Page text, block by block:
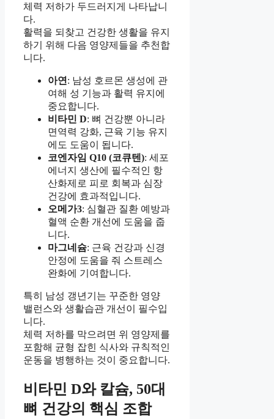
체력 저하가 두드러지게 나타납니
다.
활력을 되찾고 건강한 생활을 유지
하기 위해 다음 영양제들을 추천합
니다.
아연: 남성 호르몬 생성에 관
여해 성 기능과 활력 유지에
중요합니다.
비타민 D: 뼈 건강뿐 아니라
면역력 강화, 근육 기능 유지
에도 도움이 됩니다.
코엔자임 Q10 (코큐텐): 세포
에너지 생산에 필수적인 항
산화제로 피로 회복과 심장
건강에 효과적입니다.
오메가3: 심혈관 질환 예방과
혈액 순환 개선에 도움을 줍
니다.
마그네슘: 근육 건강과 신경
안정에 도움을 줘 스트레스
완화에 기여합니다.
특히 남성 갱년기는 꾸준한 영양
밸런스와 생활습관 개선이 필수입
니다.
체력 저하를 막으려면 위 영양제를
포함해 균형 잡힌 식사와 규칙적인
운동을 병행하는 것이 중요합니다.
비타민 D와 칼슘, 50대
뼈 건강의 핵심 조합